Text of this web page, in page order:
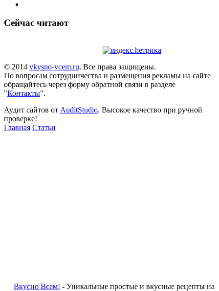
Сейчас читают
© 2014 vkysno-vcem.ru. Все права защищены.
По вопросам сотрудничества и размещения рекламы на сайте
обращайтесь через форму обратной связи в разделе
"Контакты".
Аудит сайтов от AuditStudio. Высокое качество при ручной
проверке!
Главная Статьи
Вкусно Всем! - Уникальные простые и вкусные рецепты на